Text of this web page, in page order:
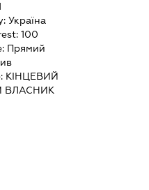
Україна
100
Прямий
КІНЦЕВИЙ
ВЛАСНИК